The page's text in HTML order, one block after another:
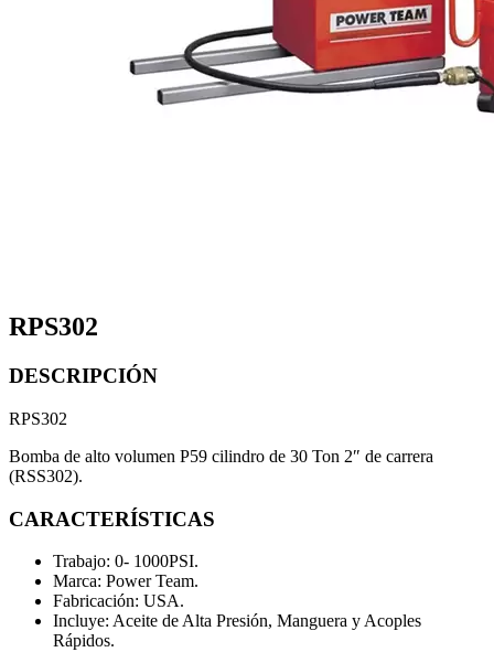
RPS302
DESCRIPCIÓN
RPS302
Bomba de alto volumen P59 cilindro de 30 Ton 2″ de carrera
(RSS302).
CARACTERÍSTICAS
Trabajo: 0- 1000PSI.
Marca: Power Team.
Fabricación: USA.
Incluye: Aceite de Alta Presión, Manguera y Acoples
Rápidos.